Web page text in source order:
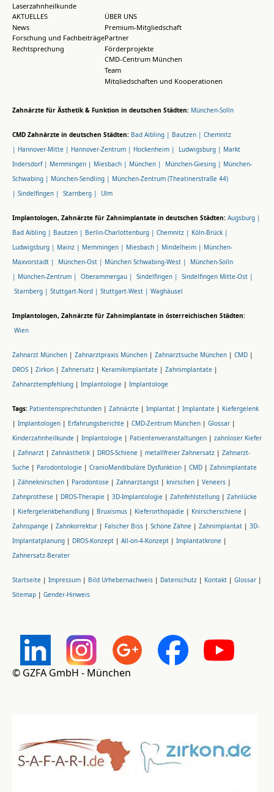
Laserzahnheilkunde
AKTUELLES
News
Forschung und Fachbeiträge
Rechtsprechung
ÜBER UNS
Premium-Mitgliedschaft
Partner
Förderprojekte
CMD-Centrum München
Team
Mitgliedschaften und Kooperationen
Zahnärzte für Ästhetik & Funktion in deutschen Städten: München-Solln
CMD Zahnärzte in deutschen Städten: Bad Aibling | Bautzen | Chemnitz
| Hannover-Mitte | Hannover-Zentrum | Hockenheim | Ludwigsburg | Markt
Indersdorf | Memmingen | Miesbach | München | München-Giesing | München-
Schwabing | München-Sendling | München-Zentrum (Theatinerstraße 44)
| Sindelfingen | Starnberg | Ulm
Implantologen, Zahnärzte für Zahnimplantate in deutschen Städten: Augsburg |
Bad Aibling | Bautzen | Berlin-Charlottenburg | Chemnitz | Köln-Brück |
Ludwigsburg | Mainz | Memmingen | Miesbach | Mindelheim | München-
Maxvorstadt |
München-Ost | München Schwabing-West |
München-Solln
| München-Zentrum | Oberammergau | Sindelfingen | Sindelfingen Mitte-Ost |
Starnberg | Stuttgart-Nord | Stuttgart-West | Waghäusel
Implantologen, Zahnärzte für Zahnimplantate in österreichischen Städten:
Wien
Zahnarzt München | Zahnarztpraxis München | Zahnarztsuche München | CMD |
DROS | Zirkon | Zahnersatz | Keramikimplantate | Zahnimplantate |
Zahnarztempfehlung | Implantologie | Implantologe
Tags: Patientensprechstunden | Zahnärzte | Implantat | Implantate | Kiefergelenk
| Implantologen | Erfahrungsberichte | CMD-Zentrum München | Glossar |
Kinderzahnheilkunde | Implantologie | Patientenveranstaltungen | zahnloser Kiefer
| Zahnarzt | Zahnästhetik | DROS-Schiene | metallfreier Zahnersatz | Zahnarzt-
Suche | Parodontologie | CranioMandibuläre Dysfunktion | CMD | Zahnimplantate
| Zähneknirschen | Parodontose | Zahnarztangst | knirschen | Veneers |
Zahnprothese | DROS-Therapie | 3D-Implantologie | Zahnfehlstellung | Zahnlücke
| Kiefergelenkbehandlung | Bruxismus | Kieferorthopädie | Knirscherschiene |
Zahnspange | Zahnkorrektur | Falscher Biss | Schöne Zähne | Zahnimplantat | 3D-
Implantatplanung | DROS-Konzept | All-on-4-Konzept | Implantatkrone |
Zahnersatz-Berater
Startseite | Impressum | Bild Urhebernachweis | Datenschutz | Kontakt | Glossar |
Sitemap | Gender-Hinweis
© GZFA GmbH - München